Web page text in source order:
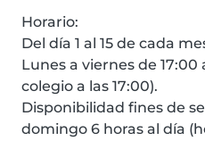
Horario:
Del día 1 al 15 de cada
Lunes a viernes de
colegio a las 17:00).
Disponibilidad fines de
domingo 6 horas al día